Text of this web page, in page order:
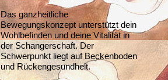
Das ganzheitliche
Bewegungskonzept unterstützt dein
Wohlbefinden und deine Vitalität in
der Schangerschaft. Der
Schwerpunkt liegt auf Beckenboden
und Rückengesundheit.